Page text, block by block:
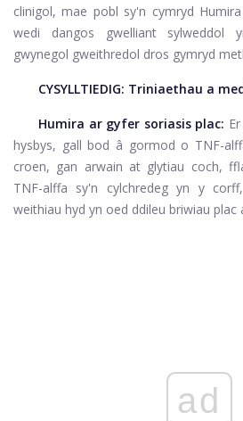
clinigol, mae pobl sy'n cymryd
wedi dangos gwelliant sylweddol
gwynegol gweithredol dros gymryd
CYSYLLTIEDIG: Triniaethau a
Humira ar gyfer soriasis plac:
hysbys, gall bod â gormod o TNF-
croen, gan arwain at glytiau coch,
TNF-alffa sy'n cylchredeg yn y
weithiau hyd yn oed ddileu briwiau plac
ad